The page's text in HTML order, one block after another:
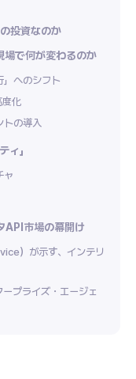
投資なのか
で何が変わるのか
」へのシフト
化
トの導入
ィ」
ャ
API市場の幕開け
）が示す、インテリ
プライズ・エージェ